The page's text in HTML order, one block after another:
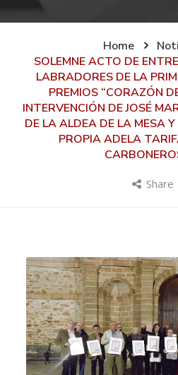
Home
SOLEMNE ACTO DE
LABRADORES DE LA
PREMIOS “CORAZÓN
INTERVENCIÓN DE JOSÉ
DE LA ALDEA DE LA MESA
PROPIA ADELA
Share